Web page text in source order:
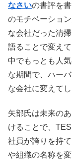
なさいの書評を
のモチベーショ
な会社だった清
語ることで変え
中でもっとも人
な期間で、ハー
な会社に変えて
矢部氏は未来の
けることで、
社員が誇りを持
や組織の名称を